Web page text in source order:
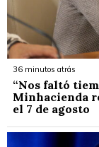
36 minutos atrás
“Nos faltó
Minhacienda
el 7 de agosto